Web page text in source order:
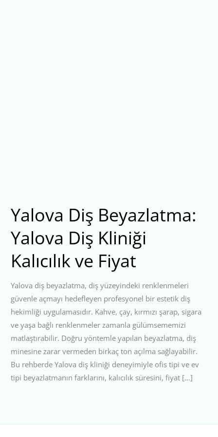
Yalova Diş Beyazlatma:
Yalova Diş Kliniği
Kalıcılık ve Fiyat
Yalova diş beyazlatma, diş yüzeyindeki renklenmeleri
güvenle açmayı hedefleyen profesyonel bir estetik diş
hekimliği uygulamasıdır. Kahve, çay, kırmızı şarap, sigara
ve yaşa bağlı renklenmeler zamanla gülümsememizi
matlaştırabilir. Doğru yöntemle yapılan beyazlatma, diş
minesine zarar vermeden birkaç ton açılma sağlayabilir.
Bu rehberde Yalova diş kliniği deneyimiyle ofis tipi ve ev
tipi beyazlatmanın farklarını, kalıcılık süresini, fiyat […]